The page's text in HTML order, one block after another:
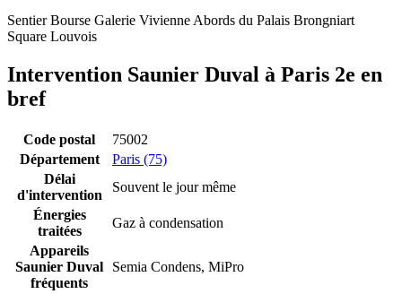
SentierBourse Galerie VivienneAbords du Palais Brongniart
Square Louvois
Intervention Saunier Duval à Paris 2e en
bref
Code postal
75002
Département
Paris (75)
Délai
d'intervention
Souvent le jour même
Énergies
traitées
Gaz à condensation
Appareils
Saunier Duval
fréquents
Semia Condens, MiPro